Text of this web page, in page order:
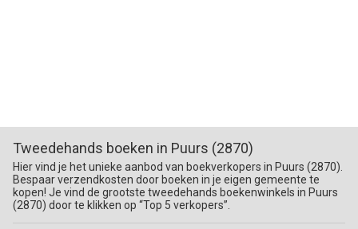
Tweedehands boeken in Puurs (2870)
Hier vind je het unieke aanbod van boekverkopers in Puurs (2870).
Bespaar verzendkosten door boeken in je eigen gemeente te
kopen! Je vind de grootste tweedehands boekenwinkels in Puurs
(2870) door te klikken op “Top 5 verkopers”.